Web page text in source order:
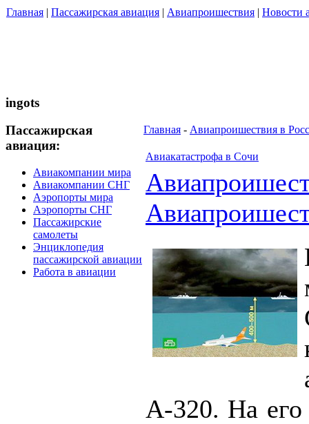
Главная | Пассажирская авиация | Авиапроишествия | Новости
ingots
Пассажирская
авиация:
Авиакомпании мира
Авиакомпании СНГ
Аэропорты мира
Аэропорты СНГ
Пассажирские
самолеты
Энциклопедия
пассажирской авиации
Работа в авиации
Главная - Авиапроишествия в
Авиакатастрофа в Сочи
А-320. На его